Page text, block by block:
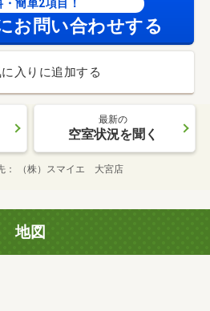
・簡単2項目！
お問い合わせする
入りに追加する
最新の
空室状況を聞く
（株）スマイエ 大宮店
地図